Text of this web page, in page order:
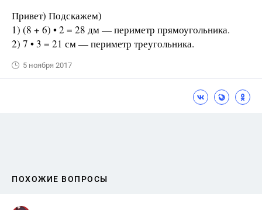
Привет) Подскажем)
1) (8 + 6) • 2 = 28 дм — периметр прямоугольника.
2) 7 • 3 = 21 см — периметр треугольника.
5 ноября 2017
ПОХОЖИЕ ВОПРОСЫ